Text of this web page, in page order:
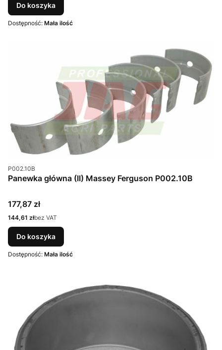
Do koszyka
Dostępność: Mała ilość
Kod produktu
P002.10B
Panewka główna (II) Massey Ferguson P002.10B
Cena
177,87 zł
Cena
144,61 złbez VAT
Do koszyka
Dostępność: Mała ilość